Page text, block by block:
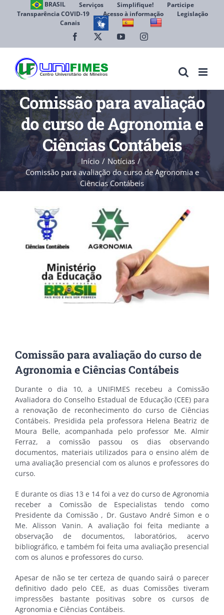
BRASIL Serviços Simplifique!
Participe
Transparência COVID-19
Acesso à informação
Legislação
Canais
Facebook YouTubeInstagram
Comissão para avaliação
do curso de Agronomia e
Ciências Contábeis
Início
Notícias
Comissão para avaliação do curso de Agronomia e
Ciências Contábeis
Comissão para avaliação do curso de
Agronomia e Ciências Contábeis
Durante o dia 10, a UNIFIMES recebeu a Comissão
Avaliadora do Conselho Estadual de Educação (CEE) para
a renovação de reconhecimento do curso de Ciências
Contábeis. Presidida pela professora Helena Beatriz de
Moura Belle, acompanhada pelo professor Me. Almir
Ferraz, a comissão passou os dias observando
documentos, materiais utilizados para o ensino além de
uma avaliação presencial com os alunos e professores do
curso.
E durante os dias 13 e 14 foi a vez do curso de Agronomia
receber a Comissão de Especialistas tendo como
Presidente da Comissão , Dr. Gustavo André Simon e o
Me. Alisson Vanin. A avaliação foi feita mediante a
observação de documentos, laboratórios, acervo
bibliográfico, e também foi feita uma avaliação presencial
com os alunos e professores do curso.
Apesar de não se ter certeza de quando sairá o parecer
definitivo dado pelo CEE, as duas Comissões tiveram
impressões bastante positivas sobre os cursos de
Agronomia e Ciências Contábeis.